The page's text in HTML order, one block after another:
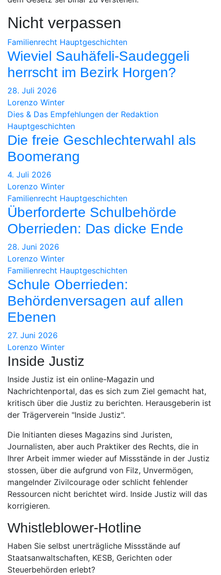
Nicht verpassen
Familienrecht Hauptgeschichten
Wieviel Sauhäfeli-Saudeggeli
herrscht im Bezirk Horgen?
28. Juli 2026
Lorenzo Winter
Dies & Das Empfehlungen der Redaktion
Hauptgeschichten
Die freie Geschlechterwahl als
Boomerang
4. Juli 2026
Lorenzo Winter
Familienrecht Hauptgeschichten
Überforderte Schulbehörde
Oberrieden: Das dicke Ende
28. Juni 2026
Lorenzo Winter
Familienrecht Hauptgeschichten
Schule Oberrieden:
Behördenversagen auf allen
Ebenen
27. Juni 2026
Lorenzo Winter
Inside Justiz
Inside Justiz ist ein online-Magazin und
Nachrichtenportal, das es sich zum Ziel gemacht hat,
kritisch über die Justiz zu berichten. Herausgeberin ist
der Trägerverein "Inside Justiz".
Die Initianten dieses Magazins sind Juristen,
Journalisten, aber auch Praktiker des Rechts, die in
Ihrer Arbeit immer wieder auf Missstände in der Justiz
stossen, über die aufgrund von Filz, Unvermögen,
mangelnder Zivilcourage oder schlicht fehlender
Ressourcen nicht berichtet wird. Inside Justiz will das
korrigieren.
Whistleblower-Hotline
Haben Sie selbst unerträgliche Missstände auf
Staatsanwaltschaften, KESB, Gerichten oder
Steuerbehörden erlebt?